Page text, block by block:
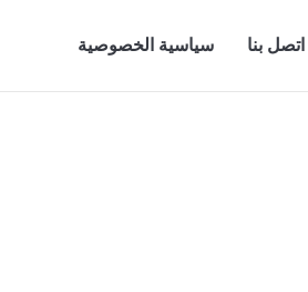
اتصل بنا سياسية الخصوصية